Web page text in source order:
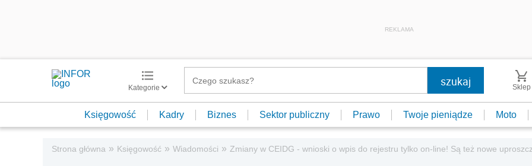
REKLAMA
Kategorie Sklep
Księgowość Kadry Biznes Sektor publiczny Prawo Twoje pieniądze Moto
Strona główna » Księgowość » Wiadomości » Zmiany w CEIDG - wnioski o wpis do rejestru tylko on-line! Są też nowe